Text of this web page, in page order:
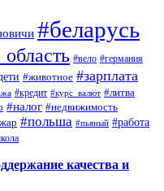
#беларусь
#вело #германия
#животное #зарплата
#кредит #курс_валют #литва
#налог #недвижимость
#польша #пьяный #работа
качества и